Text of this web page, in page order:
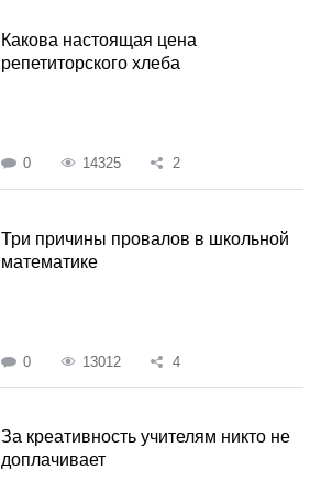
Какова настоящая цена
репетиторского хлеба
0 14325 2
Три причины провалов в школьной
математике
0 13012 4
За креативность учителям никто не
доплачивает